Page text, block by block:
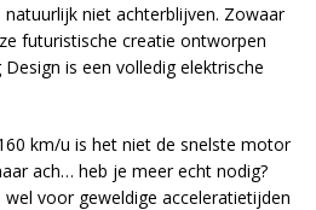
niet achterblijven. Zowaar
futuristische creatie ontworpen
is een volledig elektrische
km/u is het niet de snelste motor
ach… heb je meer echt nodig?
voor geweldige acceleratietijden